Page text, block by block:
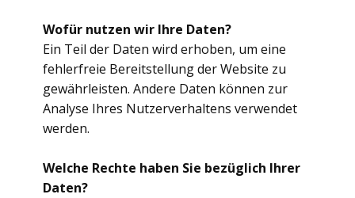
Wofür nutzen wir Ihre Daten?
Ein Teil der Daten wird erhoben, um eine
fehlerfreie Bereitstellung der Website zu
gewährleisten. Andere Daten können zur
Analyse Ihres Nutzerverhaltens verwendet
werden.
Welche Rechte haben Sie bezüglich Ihrer
Daten?